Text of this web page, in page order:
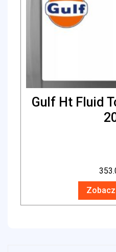
Gulf Ht Fluid